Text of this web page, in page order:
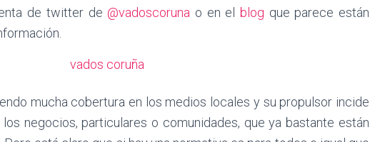
de twitter de @vadoscoruna o en el blog que parece están
mucha cobertura en los medios locales y su propulsor incide
negocios, particulares o comunidades, que ya bastante están